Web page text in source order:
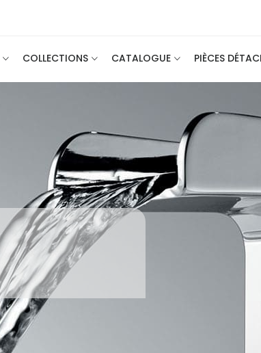
COLLECTIONS CATALOGUE PIÈCES